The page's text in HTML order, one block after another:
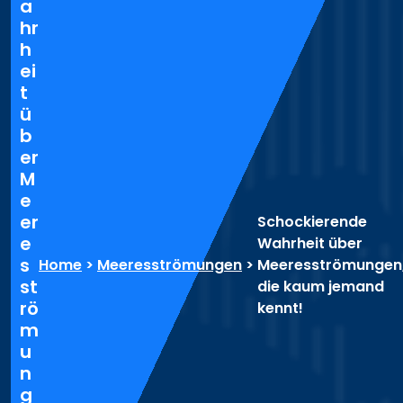
a
hr
h
ei
t
ü
b
er
M
e
er
e
s
st
rö
m
u
n
g
Home > Meeresströmungen >
Schockierende
Wahrheit über
die kaum jemand
kennt!